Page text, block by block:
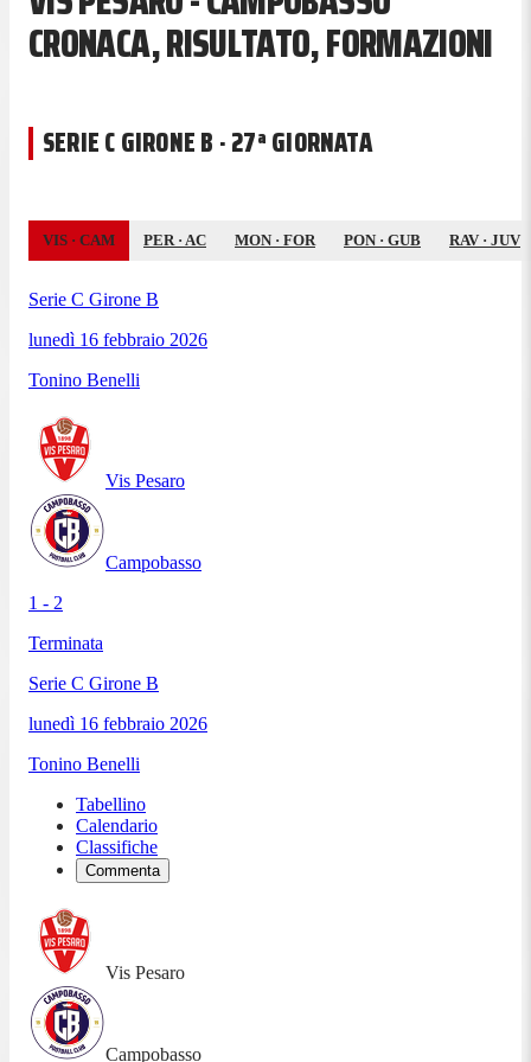
CRONACA, RISULTATO, FORMAZIONI
SERIE C GIRONE B · 27ª GIORNATA
VIS · CAM PER· AC MON · FOR PON · GUB RAV· JUV
Serie C Girone B
lunedì 16 febbraio 2026
Tonino Benelli
Vis Pesaro
Campobasso
1 - 2
Terminata
Serie C Girone B
lunedì 16 febbraio 2026
Tonino Benelli
Tabellino
Calendario
Classifiche
Commenta
Vis Pesaro
Campobasso